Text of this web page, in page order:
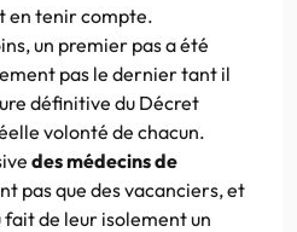
en tenir compte.
un premier pas a été
pas le dernier tant il
définitive du Décret
volonté de chacun.
des médecins de
pas que des vacanciers, et
de leur isolement un